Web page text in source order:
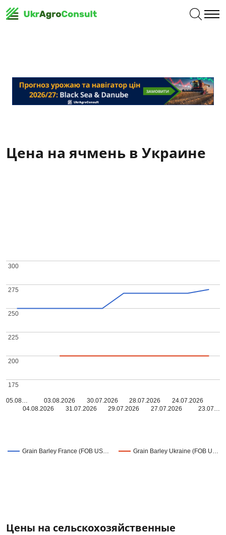
Цена на ячмень в Украине
Grain Barley France (FOB US… Grain Barley Ukraine (FOB U…
05.08…
04.08.2026
03.08.2026
31.07.2026
30.07.2026
29.07.2026
28.07.2026
27.07.2026
24.07.2026
23.07…
175
175
200
200
225
225
250
250
275
275
300
300
Цены на сельскохозяйственные